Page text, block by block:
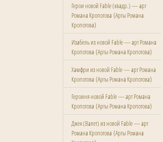
Герои новой Fable (квадр.) — арт
Романа Кропотова (Арты Романа
Кропотова)
Изабель из новой Fable — арт Романа
Кропотова (Арты Романа Кропотова)
Хамфри из новой Fable — арт Романа
Кропотова (Арты Романа Кропотова)
Героиня новой Fable — арт Романа
Кропотова (Арты Романа Кропотова)
Джек (Валет) из новой Fable — арт
Романа Кропотова (Арты Романа